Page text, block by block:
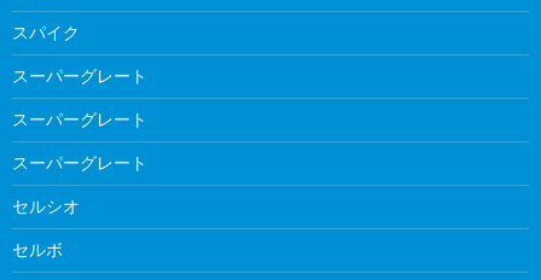
スパイク
スーパーグレート
スーパーグレート
スーパーグレート
セルシオ
セルボ